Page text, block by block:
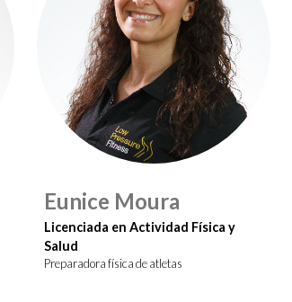
Eunice Moura
Licenciada en Actividad Física y
Salud
Preparadora física de atletas